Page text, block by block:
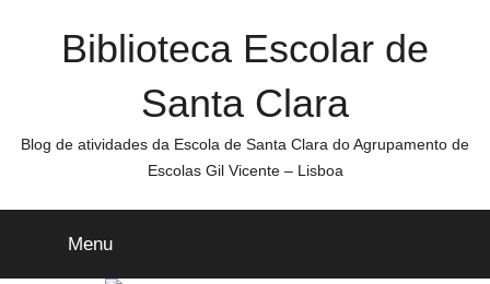
Biblioteca Escolar de
Santa Clara
Blog de atividades da Escola de Santa Clara do Agrupamento de
Escolas Gil Vicente – Lisboa
Menu